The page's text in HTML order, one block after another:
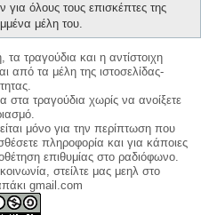
όλους τους επισκέπτες της
μέλη του.
τα τραγούδια και η αντίστοιχη
από τα μέλη της ιστοσελίδας-
στα τραγούδια χωρίς να ανοίξετε
μόνο για την περίπτωση που
πληροφορία και για κάποιες
επιθυμίας στο ραδιόφωνο.
στείλτε μας μεηλ στο
gmail.com